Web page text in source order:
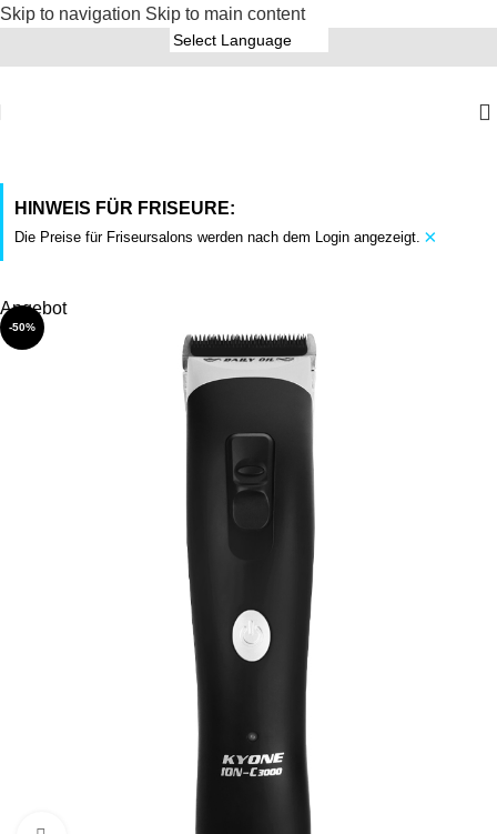
Skip to navigation Skip to main content
HINWEIS FÜR FRISEURE:
Die Preise für Friseursalons werden nach dem Login angezeigt. ×
-50%
Angebot